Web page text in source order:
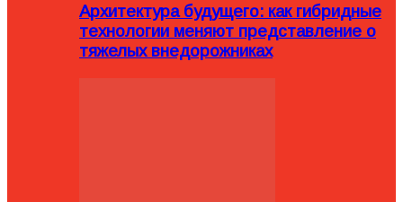
Архитектура будущего: как гибридные
технологии меняют представление о
тяжелых внедорожниках